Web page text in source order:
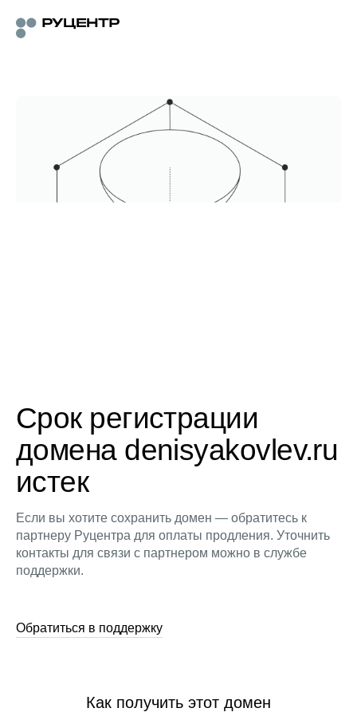
Срок регистрации
домена denisyakovlev.ru
истек
Если вы хотите сохранить домен — обратитесь к
партнеру Руцентра для оплаты продления. Уточнить
контакты для связи с партнером можно в службе
поддержки.
Обратиться в поддержку
Как получить этот домен